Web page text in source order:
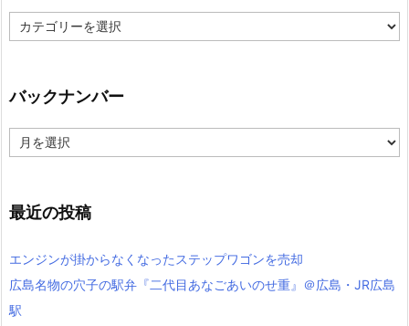
テ
ー
バックナンバー
ッ
ン
バ
最近の投稿
エンジンが掛からなくなったステップワゴンを売却
広島名物の穴子の駅弁『二代目あなごあいのせ重』＠広島・JR広島
駅